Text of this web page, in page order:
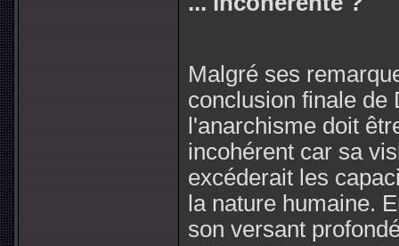
Malgré ses
conclusion finale de
l'anarchisme doit
incohérent car sa
excéderait les
la nature humaine.
son versant